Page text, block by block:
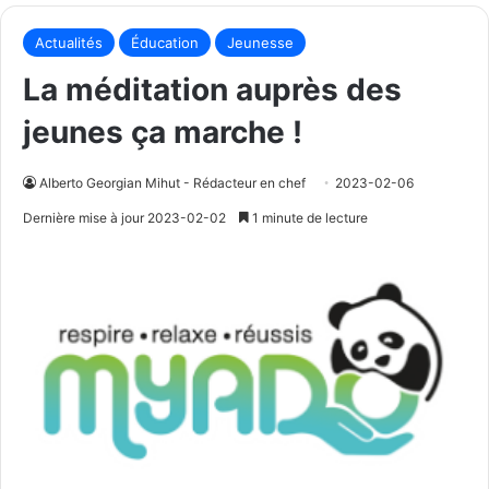
Actualités Éducation Jeunesse
La méditation auprès des
jeunes ça marche !
Alberto Georgian Mihut - Rédacteur en chef 2023-02-06
Dernière mise à jour 2023-02-02 1 minute de lecture